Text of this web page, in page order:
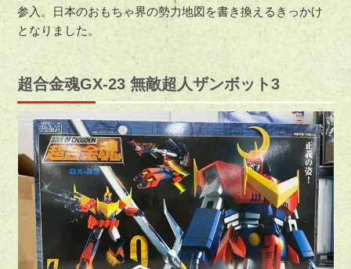
参入。日本のおもちゃ界の勢力地図を書き換えるきっかけ
となりました。
超合金魂GX-23 無敵超人ザンボット3